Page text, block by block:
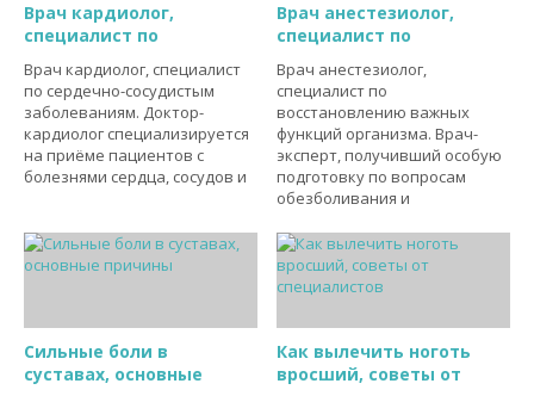
Врач кардиолог,
специалист по
Врач кардиолог, специалист
по сердечно-сосудистым
заболеваниям. Доктор-
кардиолог специализируется
на приёме пациентов с
болезнями сердца, сосудов и
Врач анестезиолог,
специалист по
Врач анестезиолог,
специалист по
восстановлению важных
функций организма. Врач-
эксперт, получивший особую
подготовку по вопросам
обезболивания и
Сильные боли в
суставах, основные
Как вылечить ноготь
вросший, советы от